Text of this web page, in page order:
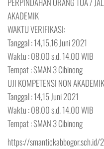
AKADEMIK
WAKTU VERIFIKASI:
Tanggal : 14,15,16 Juni 2021
Waktu : 08.00 s.d. 14.00 WIB
Tempat : SMAN 3 Cibinong
UJI KOMPETENSI NON
Tanggal : 14,15 Juni 2021
Waktu : 08.00 s.d. 14.00 WIB
Tempat : SMAN 3 Cibinong
https://